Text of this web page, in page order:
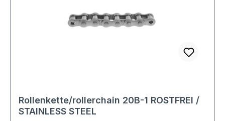
Rollenkette/rollerchain 20B-1 ROSTFREI /
STAINLESS STEEL